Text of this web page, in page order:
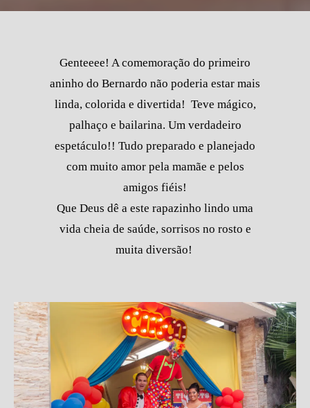
Genteeee! A comemoração do primeiro
aninho do Bernardo não poderia estar mais
linda, colorida e divertida! Teve mágico,
palhaço e bailarina. Um verdadeiro
espetáculo!! Tudo preparado e planejado
com muito amor pela mamãe e pelos
amigos fiéis!
Que Deus dê a este rapazinho lindo uma
vida cheia de saúde, sorrisos no rosto e
muita diversão!